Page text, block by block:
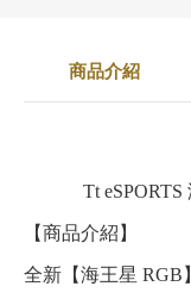
商品介紹
Tt
【商品介紹】
全新【海王星 RGB